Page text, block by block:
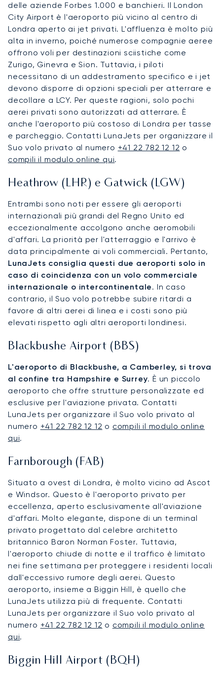
delle aziende Forbes 1.000 e banchieri. Il London
City Airport è l'aeroporto più vicino al centro di
Londra aperto ai jet privati. L'affluenza è molto più
alta in inverno, poiché numerose compagnie aeree
offrono voli per destinazioni sciistiche come
Zurigo, Ginevra e Sion. Tuttavia, i piloti
necessitano di un addestramento specifico e i jet
devono disporre di opzioni speciali per atterrare e
decollare a LCY. Per queste ragioni, solo pochi
aerei privati sono autorizzati ad atterrare. È
anche l'aeroporto più costoso di Londra per tasse
e parcheggio. Contatti LunaJets per organizzare il
Suo volo privato al numero +41 22 782 12 12 o
compili il modulo online qui.
Heathrow (LHR) e Gatwick (LGW)
Entrambi sono noti per essere gli aeroporti
internazionali più grandi del Regno Unito ed
eccezionalmente accolgono anche aeromobili
d'affari. La priorità per l'atterraggio e l'arrivo è
data principalmente ai voli commerciali. Pertanto,
LunaJets consiglia questi due aeroporti solo in
caso di coincidenza con un volo commerciale
internazionale o intercontinentale. In caso
contrario, il Suo volo potrebbe subire ritardi a
favore di altri aerei di linea e i costi sono più
elevati rispetto agli altri aeroporti londinesi.
Blackbushe Airport (BBS)
L'aeroporto di Blackbushe, a Camberley, si trova
al confine tra Hampshire e Surrey. È un piccolo
aeroporto che offre strutture personalizzate ed
esclusive per l'aviazione privata. Contatti
LunaJets per organizzare il Suo volo privato al
numero +41 22 782 12 12 o compili il modulo online
qui.
Farnborough (FAB)
Situato a ovest di Londra, è molto vicino ad Ascot
e Windsor. Questo è l'aeroporto privato per
eccellenza, aperto esclusivamente all'aviazione
d'affari. Molto elegante, dispone di un terminal
privato progettato dal celebre architetto
britannico Baron Norman Foster. Tuttavia,
l'aeroporto chiude di notte e il traffico è limitato
nei fine settimana per proteggere i residenti locali
dall'eccessivo rumore degli aerei. Questo
aeroporto, insieme a Biggin Hill, è quello che
LunaJets utilizza più di frequente. Contatti
LunaJets per organizzare il Suo volo privato al
numero +41 22 782 12 12 o compili il modulo online
qui.
Biggin Hill Airport (BQH)